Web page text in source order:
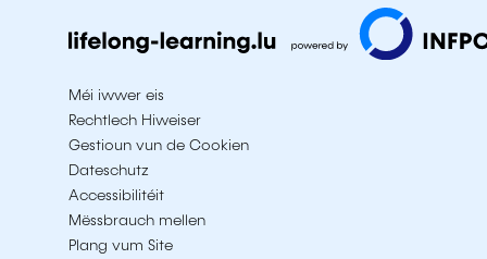
Méi iwwer eis
Rechtlech Hiweiser
Gestioun vun de Cookien
Dateschutz
Accessibilitéit
Mëssbrauch mellen
Plang vum Site